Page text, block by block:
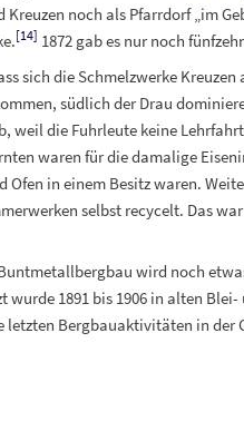
noch als Pfarrdorf „im
[14] 1872 gab es nur noch
sich die Schmelzwerke Kreuzen
südlich der Drau
weil die Fuhrleute keine
waren für die damalige
in einem Besitz waren.
selbst recycelt. Das
wird noch
1891 bis 1906 in alten Blei-
Bergbauaktivitäten in der